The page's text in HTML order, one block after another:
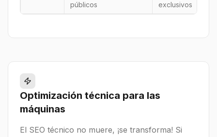
públicos
exclusivos
Optimización técnica para las
máquinas
El SEO técnico no muere, ¡se transforma! Si